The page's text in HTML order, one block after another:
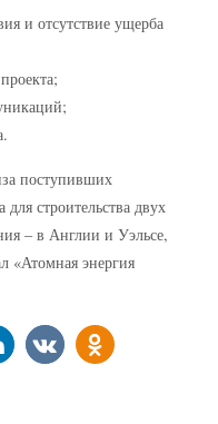
и отсутствие ущерба
поступивших
строительства двух
– в Англии и Уэльсе,
энергия